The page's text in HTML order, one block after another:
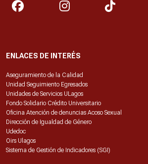
ENLACES DE INTERÉS
Aseguramiento de la Calidad
Unidad Seguimiento Egresados
Unidades de Servicios ULagos
Fondo Solidario Crédito Universitario
Oficina Atención de denuncias Acoso Sexual
Dirección de Igualdad de Género
Udedoc
Oirs Ulagos
Sistema de Gestión de Indicadores (SGI)